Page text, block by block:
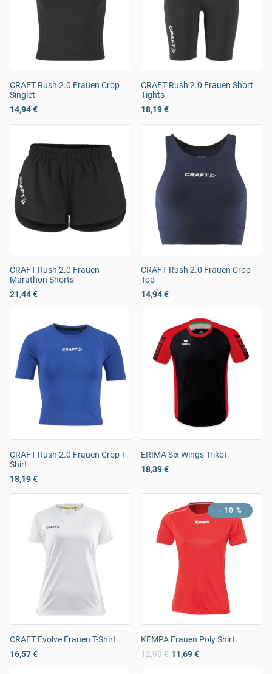
CRAFT Rush 2.0 Frauen Crop
Singlet
14,94 €
CRAFT Rush 2.0 Frauen Short
Tights
18,19 €
CRAFT Rush 2.0 Frauen
Marathon Shorts
21,44 €
CRAFT Rush 2.0 Frauen Crop
Top
14,94 €
CRAFT Rush 2.0 Frauen Crop T-
Shirt
18,19 €
ERIMA Six Wings Trikot
18,39 €
CRAFT Evolve Frauen T-Shirt
16,57 €
- 10 %
KEMPA Frauen Poly Shirt
12,99 € 11,69 €